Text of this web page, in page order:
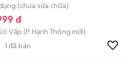
(chưa sửa chữa)
đ
Vấp (P. Hạnh Thông mới)
1 đã bán